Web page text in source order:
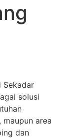
Sekadar
solusi
area
dan